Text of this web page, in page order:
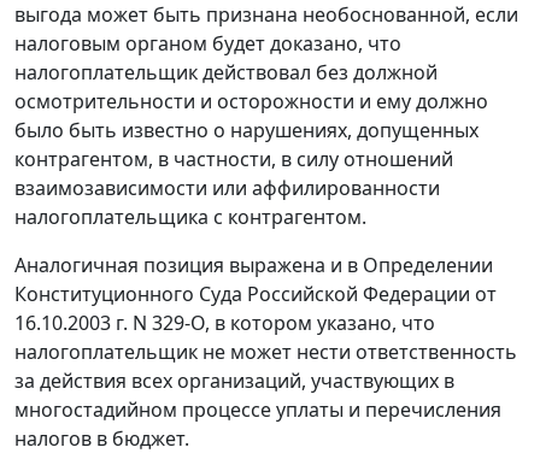
выгода может быть признана необоснованной, если
налоговым органом будет доказано, что
налогоплательщик действовал без должной
осмотрительности и осторожности и ему должно
было быть известно о нарушениях, допущенных
контрагентом, в частности, в силу отношений
взаимозависимости или аффилированности
налогоплательщика с контрагентом.
Аналогичная позиция выражена и в Определении
Конституционного Суда Российской Федерации от
16.10.2003 г. N 329-О, в котором указано, что
налогоплательщик не может нести ответственность
за действия всех организаций, участвующих в
многостадийном процессе уплаты и перечисления
налогов в бюджет.